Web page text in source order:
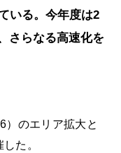
いる。今年度は2
さらなる高速化を
）のエリア拡大と
た。